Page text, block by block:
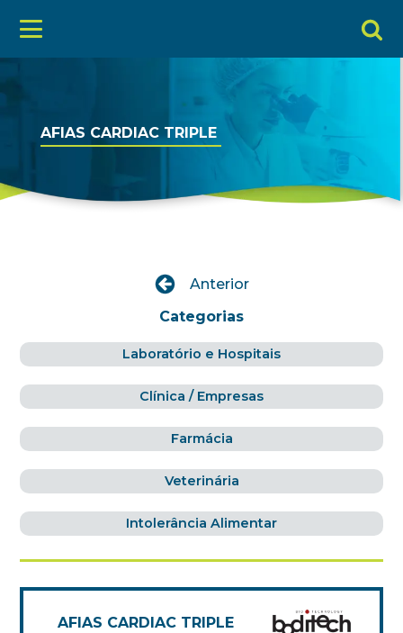
AFIAS CARDIAC TRIPLE
Anterior
Categorias
Laboratório e Hospitais
Clínica / Empresas
Farmácia
Veterinária
Intolerância Alimentar
AFIAS CARDIAC TRIPLE